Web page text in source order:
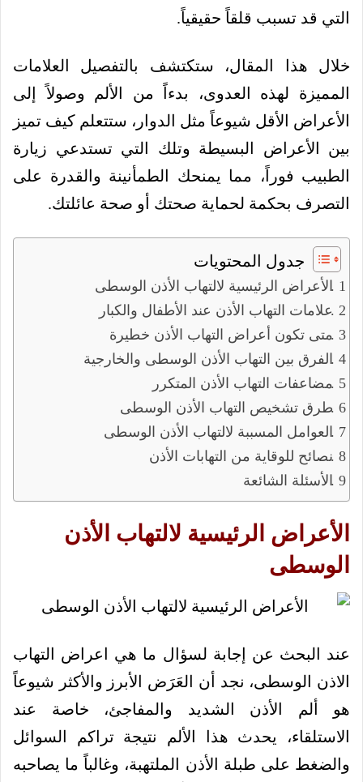
التي قد تسبب قلقاً حقيقياً.
خلال هذا المقال، ستكتشف بالتفصيل العلامات
المميزة لهذه العدوى، بدءاً من الألم وصولاً إلى
الأعراض الأقل شيوعاً مثل الدوار، ستتعلم كيف تميز
بين الأعراض البسيطة وتلك التي تستدعي زيارة
الطبيب فوراً، مما يمنحك الطمأنينة والقدرة على
التصرف بحكمة لحماية صحتك أو صحة عائلتك.
جدول المحتويات
الأعراض الرئيسية لالتهاب الأذن الوسطى
علامات التهاب الأذن عند الأطفال والكبار
متى تكون أعراض التهاب الأذن خطيرة
الفرق بين التهاب الأذن الوسطى والخارجية
مضاعفات التهاب الأذن المتكرر
طرق تشخيص التهاب الأذن الوسطى
العوامل المسببة لالتهاب الأذن الوسطى
نصائح للوقاية من التهابات الأذن
الأسئلة الشائعة
الأعراض الرئيسية لالتهاب الأذن
الوسطى
عند البحث عن إجابة لسؤال ما هي اعراض التهاب
الاذن الوسطى، نجد أن العَرَض الأبرز والأكثر شيوعاً
هو ألم الأذن الشديد والمفاجئ، خاصة عند
الاستلقاء، يحدث هذا الألم نتيجة تراكم السوائل
والضغط على طبلة الأذن الملتهبة، وغالباً ما يصاحبه